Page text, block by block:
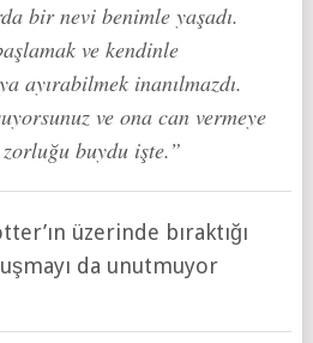
bir nevi benimle yaşadı.
ve kendinle
ayırabilmek inanılmazdı.
ve ona can vermeye
buydu işte.”
üzerinde bıraktığı
da unutmuyor